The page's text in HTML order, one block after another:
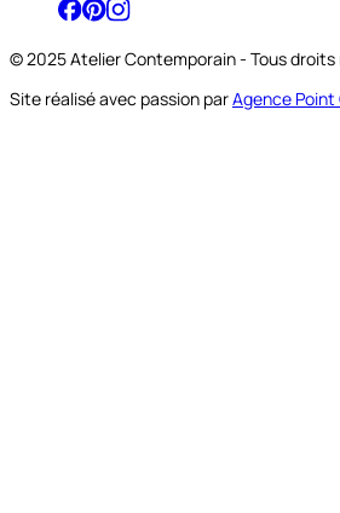
© 2025 Atelier Contemporain - Tous droits
Site réalisé avec passion parAgence Point